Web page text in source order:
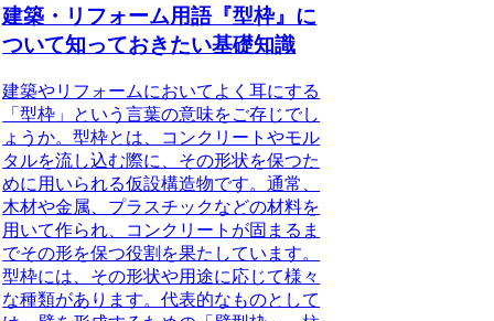
建築・リフォーム用語『型枠』に
ついて知っておきたい基礎知識
建築やリフォームにおいてよく耳にする
「型枠」という言葉の意味をご存じでし
ょうか。型枠とは、コンクリートやモル
タルを流し込む際に、その形状を保つた
めに用いられる仮設構造物です。通常、
木材や金属、プラスチックなどの材料を
用いて作られ、コンクリートが固まるま
でその形を保つ役割を果たしています。
型枠には、その形状や用途に応じて様々
な種類があります。代表的なものとして